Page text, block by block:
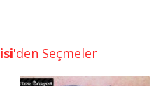
'den Seçmeler